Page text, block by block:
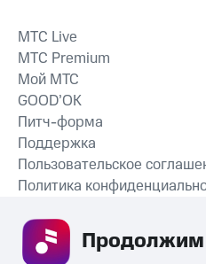
СКАЧАТЬ
MTС Live
MTС Premium
Мой МТС
GOOD’OK
Питч-форма
Поддержка
Пользовательское
Политика